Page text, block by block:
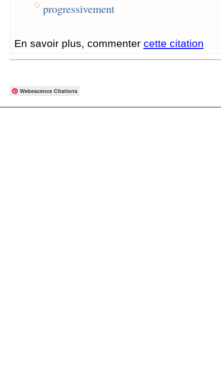
progressivement
En savoir plus, commenter cette citation
Webescence Citations